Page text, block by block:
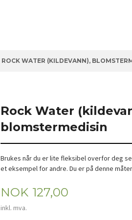
ROCK WATER (KILDEVANN),
Rock Water
blomstermedisin
Brukes når du er lite fleksibel overfor deg
et eksempel for andre. Du er på denne
Pris
NOK 127,00
inkl. mva.